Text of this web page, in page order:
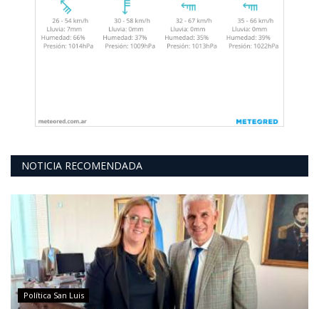
NOTICIA RECOMENDADA
Política San Luis